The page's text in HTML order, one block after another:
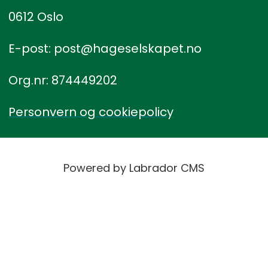
0612 Oslo
E-post: post@hageselskapet.no
Org.nr: 874449202
Personvern og cookiepolicy
Powered by Labrador CMS